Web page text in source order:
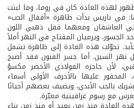
لهذه العادة كان في روما، وما لبثت
في باريس بدأت ظاهرة «أقفال الحب»
العاشقان ومعهما قفل ذهبي اللون
الجسور، ويرميان المفتاح في النهر أملاً
تحوّلت هذه العادة إلى ظاهرة تشمل
السين. أما جسر الفنون فقد أصبح
لأن حاجزه الفولاذي الأخضر مكسوٌ
المحفور عليها بالأحرف الأولى أسماء
بالحب الأبدي، ويضيف بعضهم أحيانًا
مع رسوم غرافيتية معبّرة.